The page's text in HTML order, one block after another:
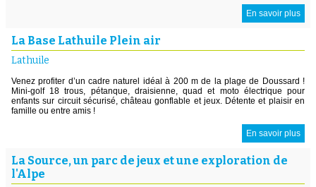
En savoir plus
La Base Lathuile Plein air
Lathuile
Venez profiter d’un cadre naturel idéal à 200 m de la plage de Doussard !
Mini-golf 18 trous, pétanque, draisienne, quad et moto électrique pour
enfants sur circuit sécurisé, château gonflable et jeux. Détente et plaisir en
famille ou entre amis !
En savoir plus
La Source, un parc de jeux et une exploration de
l'Alpe